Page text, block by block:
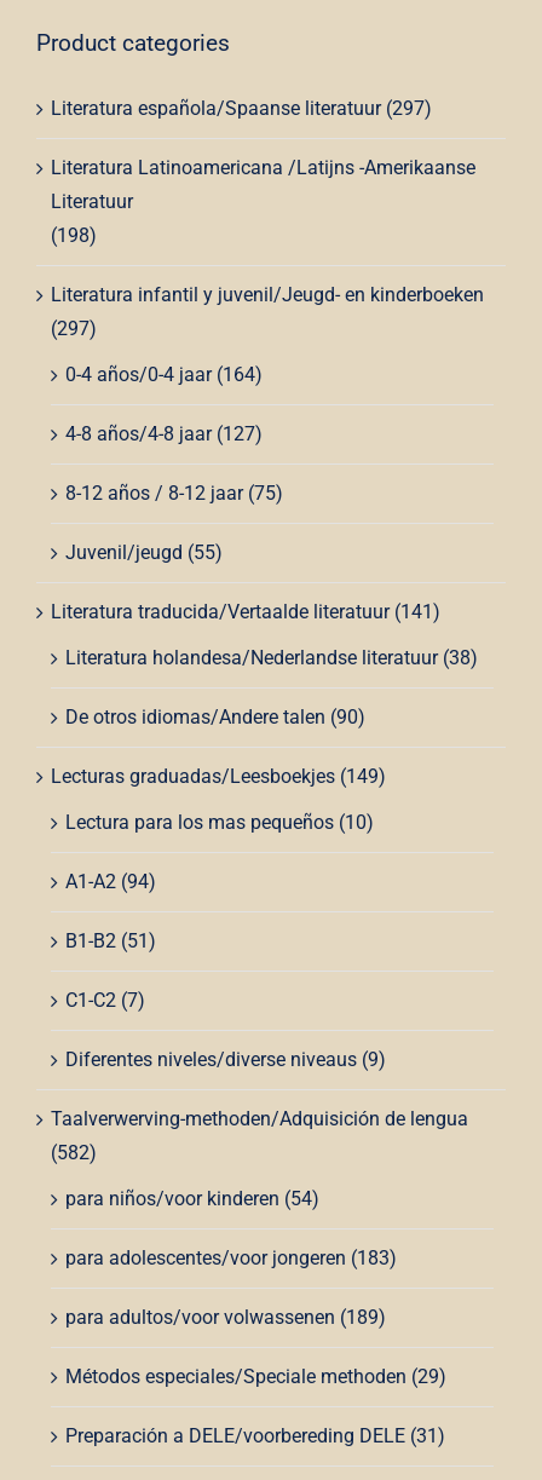
Contact
Winkelwagen
Product categories
Literatura española/Spaanse literatuur (297)
Literatura Latinoamericana /Latijns -Amerikaanse
Literatuur
(198)
Literatura infantil y juvenil/Jeugd- en kinderboeken
(297)
0-4 años/0-4 jaar (164)
4-8 años/4-8 jaar (127)
8-12 años / 8-12 jaar (75)
Juvenil/jeugd (55)
Literatura traducida/Vertaalde literatuur (141)
Literatura holandesa/Nederlandse literatuur (38)
De otros idiomas/Andere talen (90)
Lecturas graduadas/Leesboekjes (149)
Lectura para los mas pequeños (10)
A1-A2 (94)
B1-B2 (51)
C1-C2 (7)
Diferentes niveles/diverse niveaus (9)
Taalverwerving-methoden/Adquisición de lengua
(582)
para niños/voor kinderen (54)
para adolescentes/voor jongeren (183)
para adultos/voor volwassenen (189)
Métodos especiales/Speciale methoden (29)
Preparación a DELE/voorbereding DELE (31)